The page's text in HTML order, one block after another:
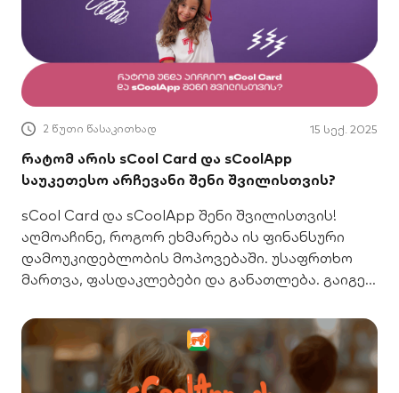
2 წუთი წასაკითხად 15 სექ. 2025
რატომ არის sCool Card და sCoolApp
საუკეთესო არჩევანი შენი შვილისთვის?
sCool Card და sCoolApp შენი შვილისთვის!
აღმოაჩინე, როგორ ეხმარება ის ფინანსური
დამოუკიდებლობის მოპოვებაში. უსაფრთხო
მართვა, ფასდაკლებები და განათლება. გაიგე